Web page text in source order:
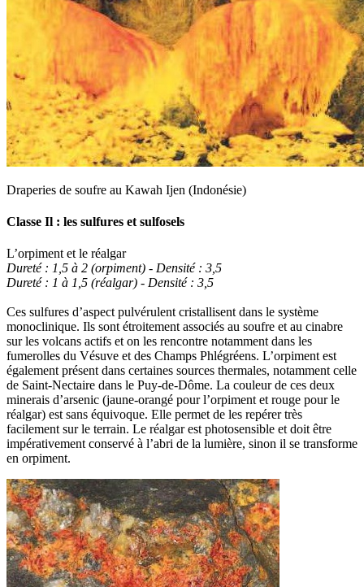
Draperies de soufre au Kawah Ijen (Indonésie)
Classe Il : les sulfures et sulfosels
L’orpiment et le réalgar
Dureté : 1,5 à 2 (orpiment) - Densité : 3,5
Dureté : 1 à 1,5 (réalgar) - Densité : 3,5
Ces sulfures d’aspect pulvérulent cristallisent dans le système
monoclinique. Ils sont étroitement associés au soufre et au cinabre
sur les volcans actifs et on les rencontre notamment dans les
fumerolles du Vésuve et des Champs Phlégréens. L’orpiment est
également présent dans certaines sources thermales, notamment celle
de Saint-Nectaire dans le Puy-de-Dôme. La couleur de ces deux
minerais d’arsenic (jaune-orangé pour l’orpiment et rouge pour le
réalgar) est sans équivoque. Elle permet de les repérer très
facilement sur le terrain. Le réalgar est photosensible et doit être
impérativement conservé à l’abri de la lumière, sinon il se transforme
en orpiment.